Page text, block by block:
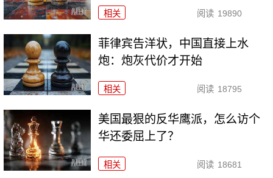
相关 阅读 19890
菲律宾告洋状，中国直接上水
炮：炮灰代价才开始
相关 阅读 18795
美国最狠的反华鹰派，怎么访个
华还委屈上了？
相关 阅读 18681